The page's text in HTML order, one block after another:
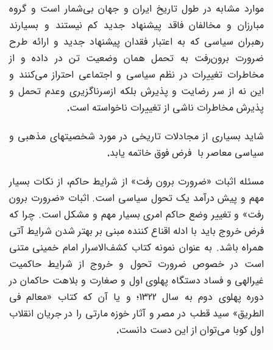
موارد مشابه در طول تاریخ ایران و جهان بیشمار است و گروه
مبارزان و مخالفان فاقد پیشنهاد جدید کم نیستند و بسیارند
رهبران سیاسی که به اعتبار فقدان پیشنهاد جدید و ارائه طرح
ضرورت برونرفت به تحمل همان وضعیت تن در داده و از
مخاطرات تغییرات در نظم سیاسی و اجتماعی احتراز می‌کنند و
این نه از سر رضایت و پذیرش بلکه ازسرناگزیری وعدم تحمل و
پذیرش مخاطرات ناشی از تغییرات ناخواسته است.
شاید بسیاری از مجادلات تاریخی در مورد شخصیتهای مذهبی و
سیاسی معاصر با فرض فوق خاتمه یابد.
مسئله اثبات «ضرورت برون رفت» از شرایط حاکم، از نکات بسیار
مهم و پیش درآمد یک تحول سیاسی است. اثبات «ضرورت برون
رفت» و تغییر وضع حاکم امری بسیار مهم و مشکل است. چرا که
فرض خروج باید با ادله اقناع کننده مبنی بر بهتر شدن شرایط آتی
همراه باشد. به عنوان نمونه کتاب کشف‌الاسرار امام خمینی متنی
است در خصوص ضرورت تحول و خروج از شرایط حاکمیت
غیرالهی و فساد دستگاه پهلوی اول و صغارت و بلاهت حاکمان در
دوره پهلوی دوم به سال 1322؛ و یا آن که کتاب «معالم فی
الطریق» سید قطب در مصر و آثار خوزه مارتی را در جریان انقلاب
اول کوبا می‌توان از این دست دانست.